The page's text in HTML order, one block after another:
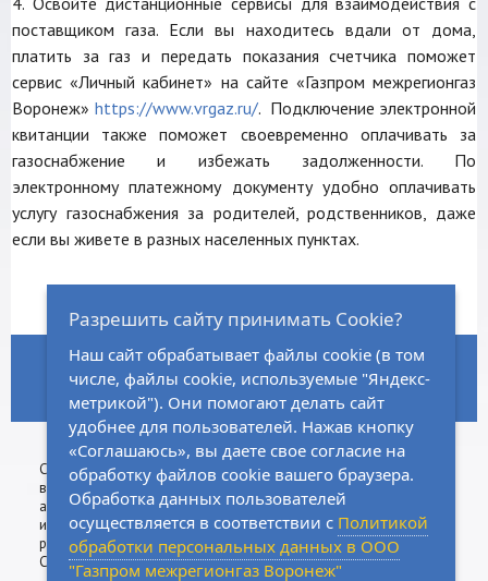
поставщиком газа. Если вы находитесь вдали от дома,
платить за газ и передать показания счетчика поможет
сервис «Личный кабинет» на сайте «Газпром межрегионгаз
Воронеж» https://www.vrgaz.ru/. Подключение электронной
квитанции также поможет своевременно оплачивать за
газоснабжение и избежать задолженности. По
электронному платежному документу удобно оплачивать
услугу газоснабжения за родителей, родственников, даже
если вы живете в разных населенных пунктах.
ГЛАВНАЯ НОРМАТИВНО-ПРАВОВАЯ БАЗА ЗАКУПКИ
КАРТА САЙТА ВАКАНСИИ КОНТАКТЫ
Сделано
в
агентстве
интернет-
рекламы
CoffeeStudio
Физическим
лицам
Юридическим
лицам
Сall-центр: 8 (800)
8 (473) 202-03-19
Разрешить сайту принимать Cookie?
Наш сайт обрабатывает файлы cookie (в том
числе, файлы cookie, используемые "Яндекс-
метрикой"). Они помогают делать сайт
удобнее для пользователей. Нажав кнопку
«Соглашаюсь», вы даете свое согласие на
обработку файлов cookie вашего браузера.
Обработка данных пользователей
осуществляется в соответствии с Политикой
обработки персональных данных в ООО
"Газпром межрегионгаз Воронеж"